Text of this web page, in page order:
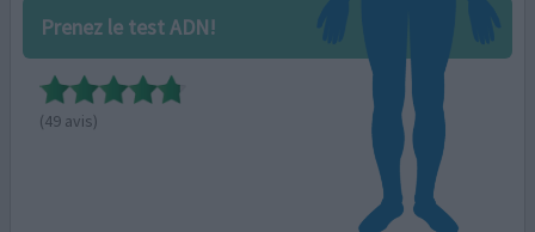
Prenez le test ADN!
(49 avis)